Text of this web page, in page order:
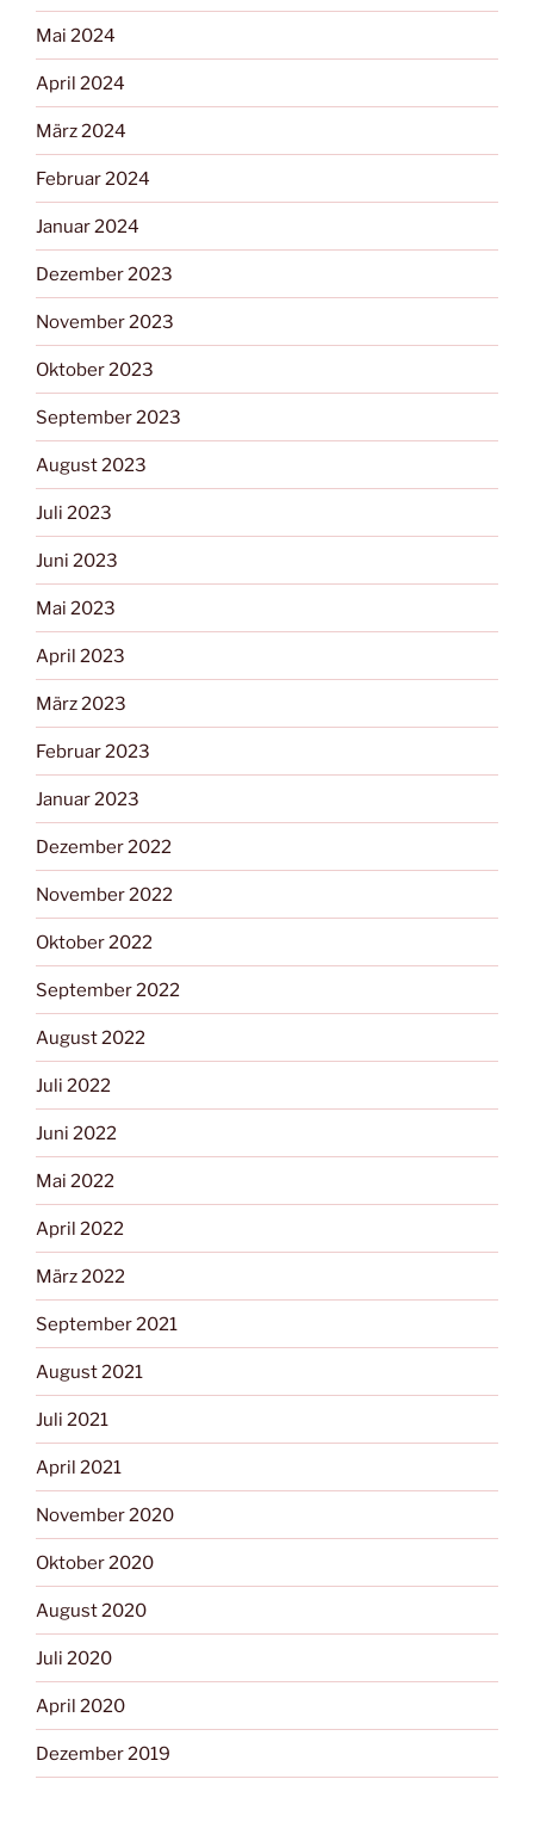
Mai 2024
April 2024
März 2024
Februar 2024
Januar 2024
Dezember 2023
November 2023
Oktober 2023
September 2023
August 2023
Juli 2023
Juni 2023
Mai 2023
April 2023
März 2023
Februar 2023
Januar 2023
Dezember 2022
November 2022
Oktober 2022
September 2022
August 2022
Juli 2022
Juni 2022
Mai 2022
April 2022
März 2022
September 2021
August 2021
Juli 2021
April 2021
November 2020
Oktober 2020
August 2020
Juli 2020
April 2020
Dezember 2019